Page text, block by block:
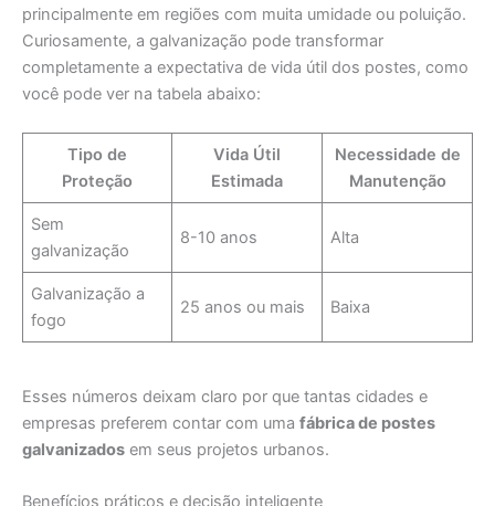
principalmente em regiões com muita umidade ou poluição.
Curiosamente, a galvanização pode transformar
completamente a expectativa de vida útil dos postes, como
você pode ver na tabela abaixo:
Tipo de
Proteção
Vida Útil
Estimada
Necessidade de
Manutenção
Sem
galvanização
8-10 anos Alta
Galvanização a
fogo
25 anos ou mais Baixa
Esses números deixam claro por que tantas cidades e
empresas preferem contar com uma fábrica de postes
galvanizados em seus projetos urbanos.
Benefícios práticos e decisão inteligente